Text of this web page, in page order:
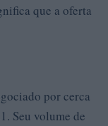
que a oferta
por cerca
Seu volume de